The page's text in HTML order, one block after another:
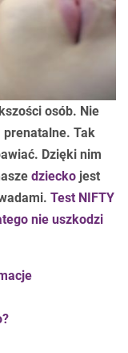
osób. Nie
prenatalne. Tak
Dzięki nim
dziecko jest
Test NIFTY
nie uszkodzi